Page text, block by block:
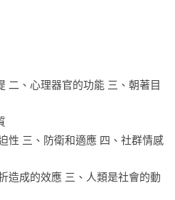
與諮商學系教授
科學的人性知識，分析人生的
會動物，而意識則是人格的中
體的人際關係，在家庭、學校
促進自我了解與成長的寶典，
南。
副教授
解人性知識的經典著作，大師
二、心理器官的功能 三、朝著目
性 三、防衛和適應 四、社群情感
造成的效應 三、人類是社會的動